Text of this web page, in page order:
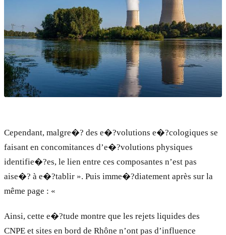
Cependant, malgre�? des e�?volutions e�?cologiques se
faisant en concomitances d’e�?volutions physiques
identifie�?es, le lien entre ces composantes n’est pas
aise�? à e�?tablir ». Puis imme�?diatement après sur la
même page : «
Ainsi, cette e�?tude montre que les rejets liquides des
CNPE et sites en bord de Rhône n’ont pas d’influence